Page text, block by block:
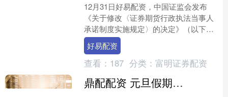
12月31日好易配资，中国证监会发布
《关于修改〈证券期货行政执法当事人
承诺制度实施规定〉的决定》（以下简
称《决定》），自2026年2月1日起实
施。 据悉，为贯彻....
好易配资
查看： 187 分类： 富明证券配资
鼎配配资 元旦假期“请3休8”火了！如何拼假？有哪些热门目的地？攻略来了